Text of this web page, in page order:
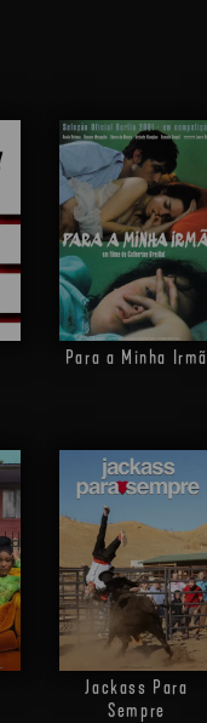
Para a Minha Irmã
Jackass Para
Sempre